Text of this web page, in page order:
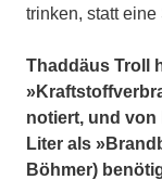
trinken, statt
Thaddäus Troll
notiert, und von
Liter als
Böhmer)